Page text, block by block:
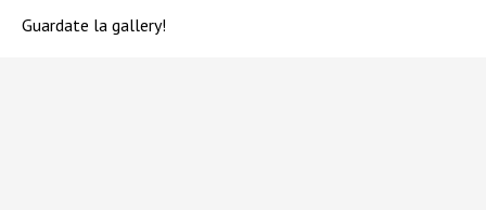
Guardate la gallery!